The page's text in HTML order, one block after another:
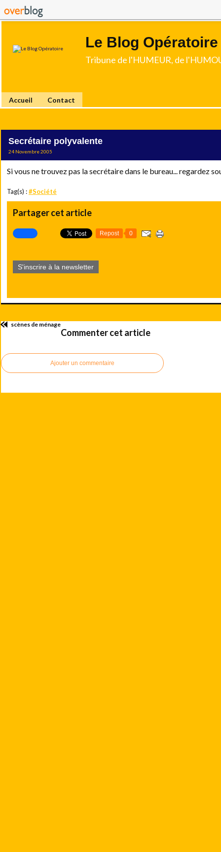
Le Blog Opératoire
Tribune de l'HUMEUR, de
Accueil Contact
Secrétaire polyvalente
24 Novembre 2005
Si vous ne trouvez pas la secrétaire dans le bureau... regardez
Tag(s) :#Société
Partager cet article
Repost 0
S'inscrire à la newsletter
scènes de ménage
Commenter cet article
Ajouter un commentaire